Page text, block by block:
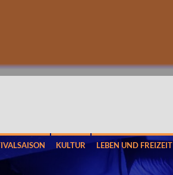
KULTUR LEBEN UND FREIZEIT